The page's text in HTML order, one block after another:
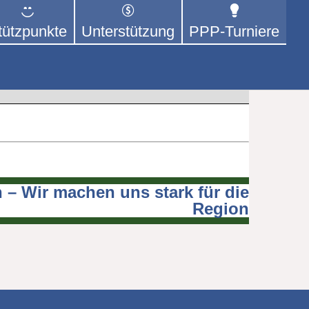
der sich – mit dem Mittel
kümmert.
Unterstützung PPP-Turniere
– Wir machen uns stark für die
Region